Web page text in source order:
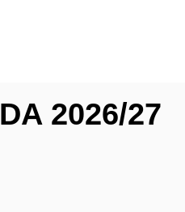
2026/27